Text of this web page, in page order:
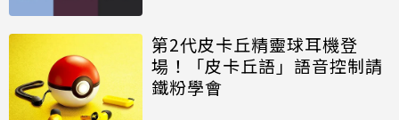
第2代皮卡丘精靈球耳機登
場！「皮卡丘語」語音控制請
鐵粉學會